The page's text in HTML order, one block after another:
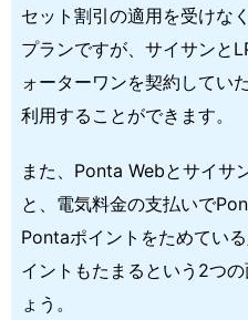
セット割引の適用を受けな
プランですが、サイサンと
ォーターワンを契約してい
利用することができます。
また、Ponta Webとサイサ
と、電気料金の支払いで
Pontaポイントをためてい
イントもたまるという2つ
ょう。